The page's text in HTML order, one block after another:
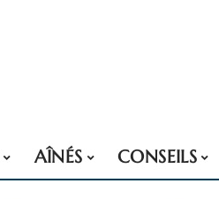
AÎNÉS CONSEILS